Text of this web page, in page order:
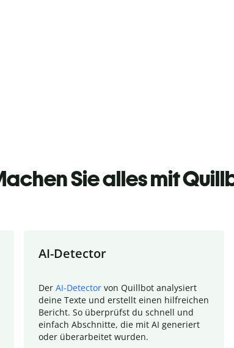
Sie alles mit
AI-Detector
Der AI-Detector von Quillbot analysiert
deine Texte und erstellt einen hilfreichen
Bericht. So überprüfst du schnell und
einfach Abschnitte, die mit AI generiert
oder überarbeitet wurden.